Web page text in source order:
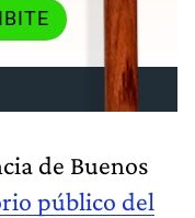
de Buenos
público del